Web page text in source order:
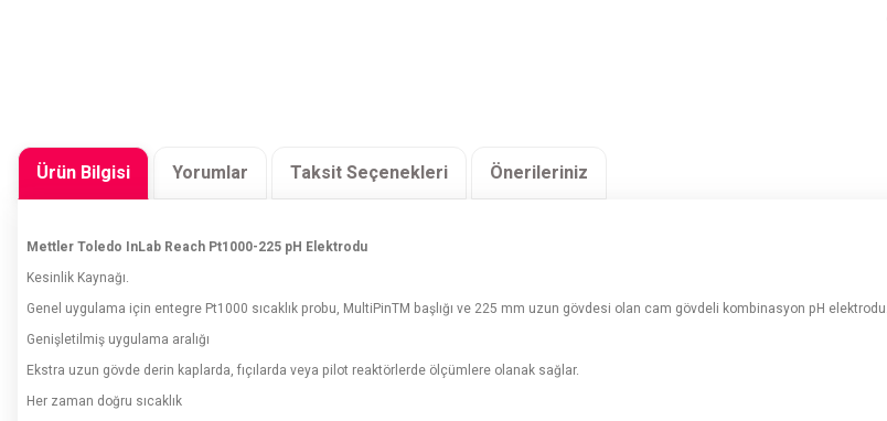
Ürün Bilgisi Yorumlar Taksit Seçenekleri Önerileriniz
Mettler Toledo InLab Reach Pt1000-225 pH Elektrodu
Kesinlik Kaynağı.
Genel uygulama için entegre Pt1000 sıcaklık probu, MultiPinTM başlığı ve 225 mm uzun gövdesi olan cam gövdeli kombinasyon pH elektrodu.
Genişletilmiş uygulama aralığı
Ekstra uzun gövde derin kaplarda, fıçılarda veya pilot reaktörlerde ölçümlere olanak sağlar.
Her zaman doğru sıcaklık